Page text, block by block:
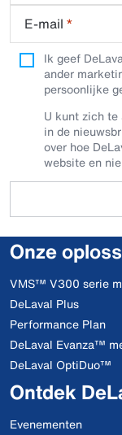
E-mail *
Ik geef
ander
persoonlijke
U kunt zich
in de
over hoe
website en
Onze
VMS™ V300 serie
DeLaval Plus
Performance Plan
DeLaval Evanza™
DeLaval OptiDuo™
Ontdek
Evenementen